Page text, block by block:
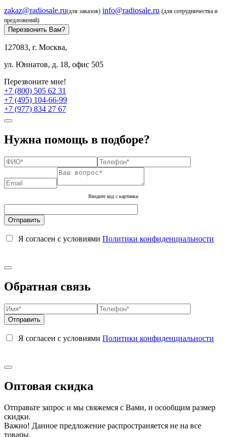
zakaz@radiosale.ru(для заказов) info@radiosale.ru (для сотрудничества и
предложений)
Перезвонить Вам?
127083, г. Москва,
ул. Юннатов, д. 18, офис 505
Перезвоните мне!
+7 (800) 505 62 31
+7 (495) 104-66-99
+7 (977) 834 27 67
Нужна помощь в подборе?
Введите код с картинки
Я согласен с условиями Политики конфиденциальности
Обратная связь
Я согласен с условиями Политики конфиденциальности
Оптовая скидка
Отправьте запрос и мы свяжемся с Вами, и осообщим размер
скидки.
Важно! Данное предложение распространяется не на все
товары.